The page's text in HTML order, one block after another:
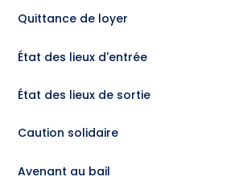
Quittance de loyer
État des lieux d'entrée
État des lieux de sortie
Caution solidaire
Avenant au bail